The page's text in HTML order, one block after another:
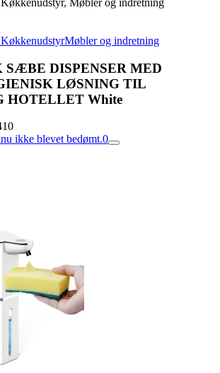
Møbler og indretning
Møbler og indretning
SÆBE DISPENSER MED
LØSNING TIL
HOTELLET White
ikke blevet bedømt.0